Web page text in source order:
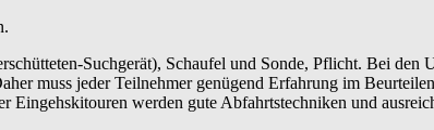
Suchgerät), Schaufel und Sonde, Pflicht. Bei den
muss jeder Teilnehmer genügend Erfahrung im
Eingehskitouren werden gute Abfahrtstechniken und